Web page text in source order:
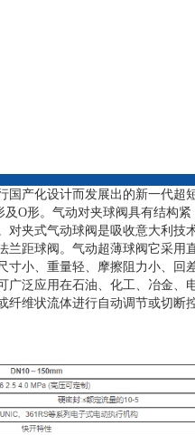
国产化设计而发展出的新一代超
O形。气动对夹球阀具有结构紧
对夹式气动球阀是吸收意大利技
兰距球阀。气动超薄球阀它采用
寸小、重量轻、摩擦阻力小、回
广泛应用在石油、化工、冶金、
纤维状流体进行自动调节或切断